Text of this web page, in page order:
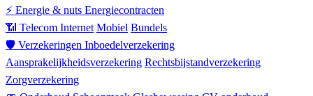
⚡ Energie & nuts Energiecontracten
📶 Telecom Internet Mobiel Bundels
🛡 Verzekeringen Inboedelverzekering
Aansprakelijkheidsverzekering Rechtsbijstandverzekering
Zorgverzekering